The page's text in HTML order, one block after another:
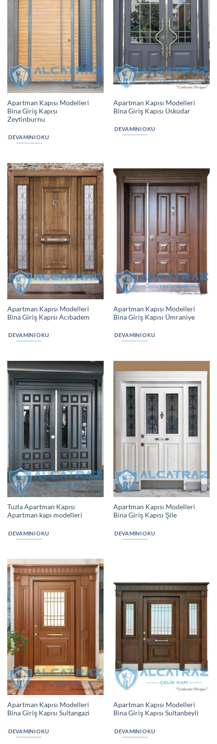
Apartman Kapısı Modelleri
Bina Giriş Kapısı
Zeytinburnu
DEVAMINI OKU
Apartman Kapısı Modelleri
Bina Giriş Kapısı Üsküdar
DEVAMINI OKU
Apartman Kapısı Modelleri
Bina Giriş Kapısı Acıbadem
DEVAMINI OKU
Apartman Kapısı Modelleri
Bina Giriş Kapısı Ümraniye
DEVAMINI OKU
Tuzla Apartman Kapısı
Apartman kapı modelleri
DEVAMINI OKU
Apartman Kapısı Modelleri
Bina Giriş Kapısı Şile
DEVAMINI OKU
Apartman Kapısı Modelleri
Bina Giriş Kapısı Sultangazi
DEVAMINI OKU
Apartman Kapısı Modelleri
Bina Giriş Kapısı Sultanbeyli
DEVAMINI OKU